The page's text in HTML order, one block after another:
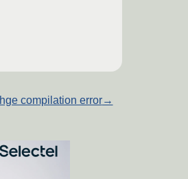
hge compilation error→